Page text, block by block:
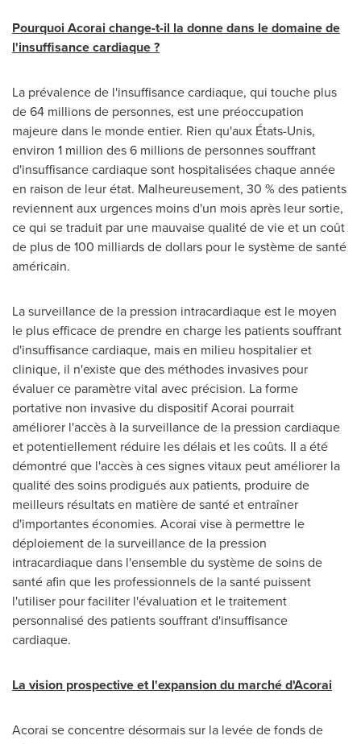
Pourquoi Acorai change-t-il la donne dans le domaine de
l'insuffisance cardiaque ?
La prévalence de l'insuffisance cardiaque, qui touche plus
de 64 millions de personnes, est une préoccupation
majeure dans le monde entier. Rien qu'aux États-Unis,
environ 1 million des 6 millions de personnes souffrant
d'insuffisance cardiaque sont hospitalisées chaque année
en raison de leur état. Malheureusement, 30 % des patients
reviennent aux urgences moins d'un mois après leur sortie,
ce qui se traduit par une mauvaise qualité de vie et un coût
de plus de 100 milliards de dollars pour le système de santé
américain.
La surveillance de la pression intracardiaque est le moyen
le plus efficace de prendre en charge les patients souffrant
d'insuffisance cardiaque, mais en milieu hospitalier et
clinique, il n'existe que des méthodes invasives pour
évaluer ce paramètre vital avec précision. La forme
portative non invasive du dispositif Acorai pourrait
améliorer l'accès à la surveillance de la pression cardiaque
et potentiellement réduire les délais et les coûts. Il a été
démontré que l'accès à ces signes vitaux peut améliorer la
qualité des soins prodigués aux patients, produire de
meilleurs résultats en matière de santé et entraîner
d'importantes économies. Acorai vise à permettre le
déploiement de la surveillance de la pression
intracardiaque dans l'ensemble du système de soins de
santé afin que les professionnels de la santé puissent
l'utiliser pour faciliter l'évaluation et le traitement
personnalisé des patients souffrant d'insuffisance
cardiaque.
La vision prospective et l'expansion du marché d'Acorai
Acorai se concentre désormais sur la levée de fonds de